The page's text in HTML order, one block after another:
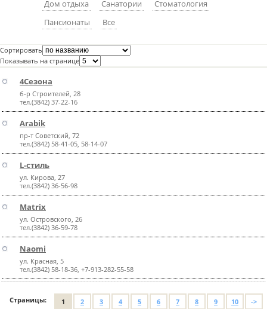
пїЅпїЅпїЅ
пїЅпїЅпїЅ
пїЅпїЅпїЅпїЅпїЅпїЅпїЅпїЅпїЅ
пїЅпїЅпїЅ пїЅпїЅпїЅпїЅпїЅ
пїЅпїЅпїЅ пїЅпїЅпїЅпїЅпїЅпїЅ
пїЅпїЅпїЅпїЅпїЅ
пїЅпїЅпїЅпїЅпїЅпїЅпїЅпїЅпїЅпїЅ
пїЅпїЅпїЅпїЅпїЅпїЅпїЅпїЅпїЅпїЅ
Дом отдыха
Санатории
Стоматология
Пансионаты
Все
Сортировать
Показывать на странице
4Сезона
б-р Строителей, 28
тел.(3842) 37-22-16
Arabik
пр-т Советский, 72
тел.(3842) 58-41-05, 58-14-07
L-стиль
ул. Кирова, 27
тел.(3842) 36-56-98
Matrix
ул. Островского, 26
тел.(3842) 36-59-78
Naomi
ул. Красная, 5
тел.(3842) 58-18-36, +7-913-282-55-58
Страницы: 1 2 3 4 5 6 7 8 9 10 ->